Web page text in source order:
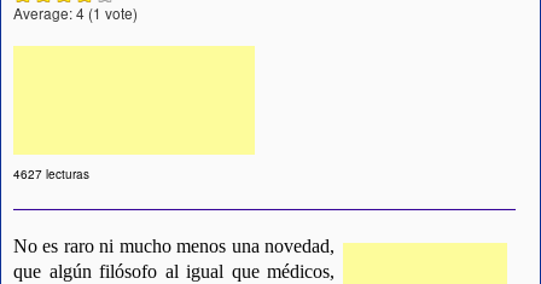
Average:4 (1 vote)
4627 lecturas
No es raro ni mucho menos una novedad,
que algún filósofo al igual que médicos,